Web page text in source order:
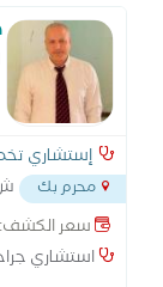
إستشاري
محرم بك
سعر الكشف:
استشاري